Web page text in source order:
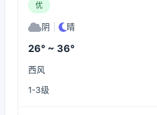
优
阴 晴
26° ~ 36°
西风
1-3级